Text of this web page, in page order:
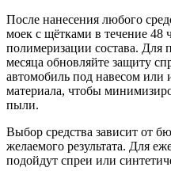
После нанесения любого
моек с щётками в течение 48
полимеризации состава. Для
месяца обновляйте защиту
автомобиль под навесом или
материала, чтобы
пыли.
Выбор средства зависит от
желаемого результата. Для
подойдут спреи или